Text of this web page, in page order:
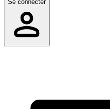
Se connecter